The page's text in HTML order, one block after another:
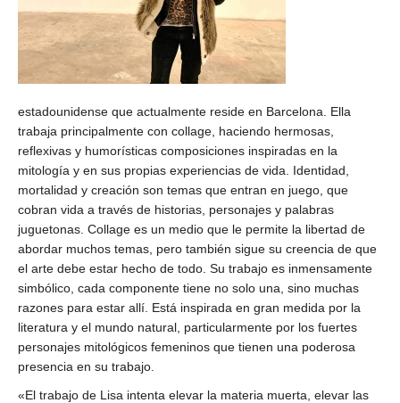
estadounidense que actualmente reside en Barcelona. Ella
trabaja principalmente con collage, haciendo hermosas,
reflexivas y humorísticas composiciones inspiradas en la
mitología y en sus propias experiencias de vida. Identidad,
mortalidad y creación son temas que entran en juego, que
cobran vida a través de historias, personajes y palabras
juguetonas. Collage es un medio que le permite la libertad de
abordar muchos temas, pero también sigue su creencia de que
el arte debe estar hecho de todo. Su trabajo es inmensamente
simbólico, cada componente tiene no solo una, sino muchas
razones para estar allí. Está inspirada en gran medida por la
literatura y el mundo natural, particularmente por los fuertes
personajes mitológicos femeninos que tienen una poderosa
presencia en su trabajo.
«El trabajo de Lisa intenta elevar la materia muerta, elevar las